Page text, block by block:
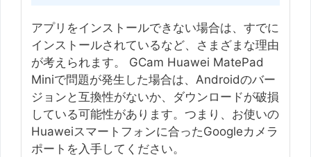
アプリをインストールできない場合は、すでに
インストールされているなど、さまざまな理由
が考えられます。 GCam Huawei MatePad
Miniで問題が発生した場合は、Androidのバー
ジョンと互換性がないか、ダウンロードが破損
している可能性があります。つまり、お使いの
Huaweiスマートフォンに合ったGoogleカメラ
ポートを入手してください。